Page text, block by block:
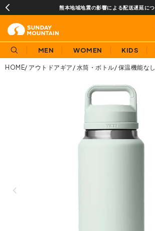
熊本地域地震の影響による配送遅延に
MEN WOMEN KIDS
HOME アウトドアギア 水筒・ボトル 保温機能なし